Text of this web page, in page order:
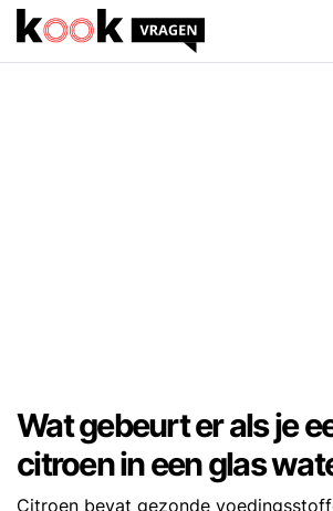
Wat gebeurt er als je
citroen in een glas
Citroen bevat gezonde